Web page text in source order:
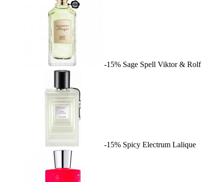
-15% Sage Spell Viktor & Rolf
-15% Spicy Electrum Lalique